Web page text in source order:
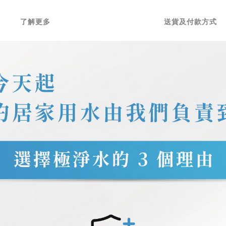
了解更多 送貨及付款方式